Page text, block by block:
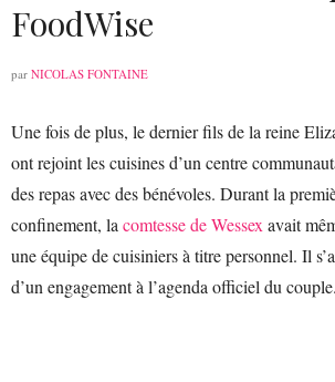
FoodWise
par NICOLAS FONTAINE
Une fois de plus, le dernier fils de la reine
ont rejoint les cuisines d’un centre
des repas avec des bénévoles. Durant la
confinement, la comtesse de Wessex avait
une équipe de cuisiniers à titre personnel. Il
d’un engagement à l’agenda officiel du couple.